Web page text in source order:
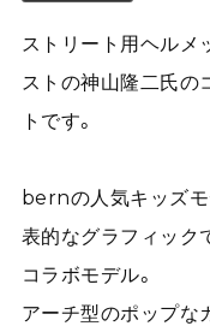
ストリート用ヘルメ
ストの神山隆二氏の
トです。
bernの人気キッズ
表的なグラフィック
コラボモデル。
アーチ型のポップな